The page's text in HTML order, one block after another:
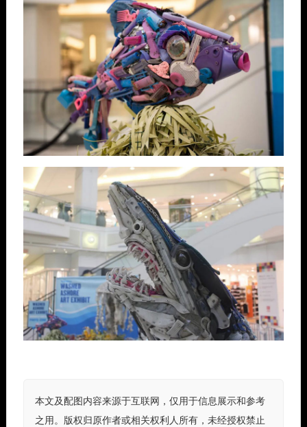
本文及配图内容来源于互联网，仅用于信息展示和参考
之用。版权归原作者或相关权利人所有，未经授权禁止